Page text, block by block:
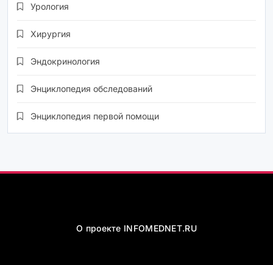
Урология
Хирургия
Эндокринология
Энциклопедия обследований
Энциклопедия первой помощи
О проекте INFOMEDNET.RU